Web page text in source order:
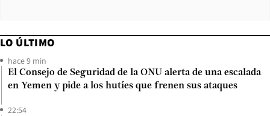
LO ÚLTIMO
hace 9 min
El Consejo de Seguridad de la ONU alerta de una escalada
en Yemen y pide a los hutíes que frenen sus ataques
22:54